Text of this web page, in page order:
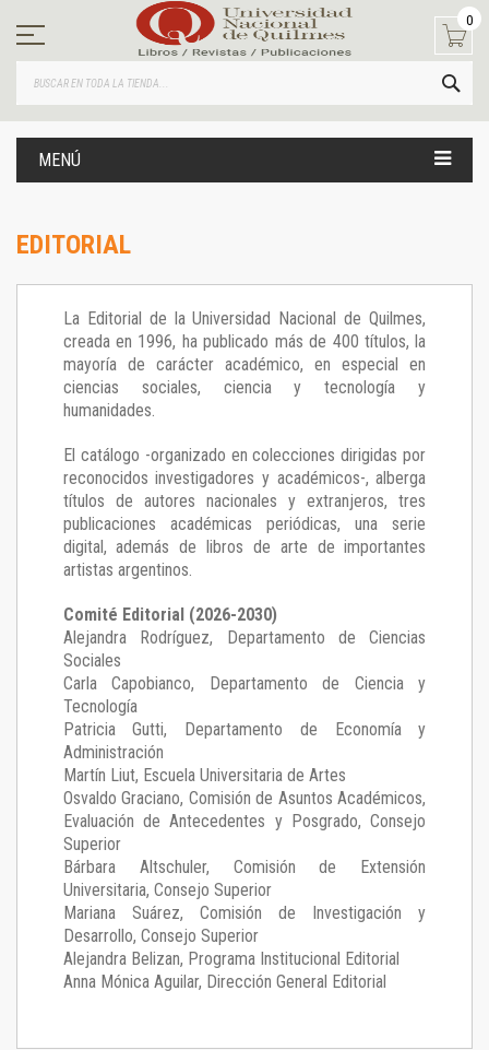
contenido
0
MENÚ
EDITORIAL
La Editorial de la Universidad Nacional de Quilmes,
creada en 1996, ha publicado más de 400 títulos, la
mayoría de carácter académico, en especial en
ciencias sociales, ciencia y tecnología y
humanidades.
El catálogo -organizado en colecciones dirigidas por
reconocidos investigadores y académicos-, alberga
títulos de autores nacionales y extranjeros, tres
publicaciones académicas periódicas, una serie
digital, además de libros de arte de importantes
artistas argentinos.
Comité Editorial (2026-2030)
Alejandra Rodríguez, Departamento de Ciencias
Sociales
Carla Capobianco, Departamento de Ciencia y
Tecnología
Patricia Gutti, Departamento de Economía y
Administración
Martín Liut, Escuela Universitaria de Artes
Osvaldo Graciano, Comisión de Asuntos Académicos,
Evaluación de Antecedentes y Posgrado, Consejo
Superior
Bárbara Altschuler, Comisión de Extensión
Universitaria, Consejo Superior
Mariana Suárez, Comisión de Investigación y
Desarrollo, Consejo Superior
Alejandra Belizan, Programa Institucional Editorial
Anna Mónica Aguilar, Dirección General Editorial